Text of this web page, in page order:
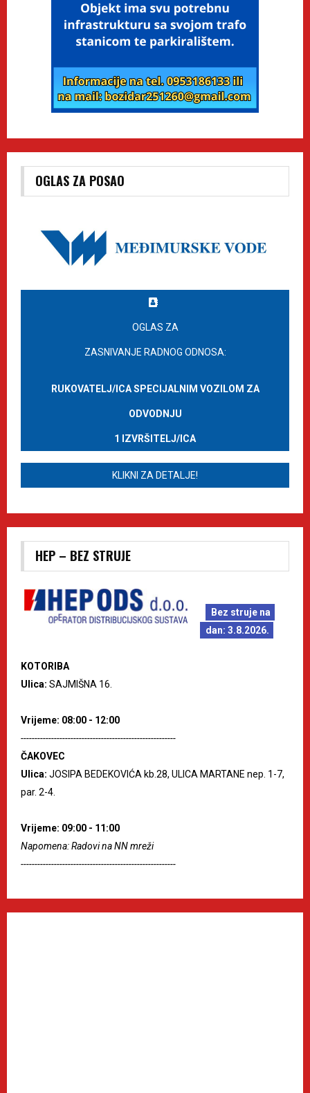
OGLAS ZA POSAO
OGLAS ZA
ZASNIVANJE RADNOG ODNOSA:
RUKOVATELJ/ICA SPECIJALNIM VOZILOM ZA
ODVODNJU
1 IZVRŠITELJ/ICA
KLIKNI ZA DETALJE!
HEP – BEZ STRUJE
Bez struje na
dan: 3.8.2026.
KOTORIBA
Ulica: SAJMIŠNA 16.
Vrijeme: 08:00 - 12:00
--------------------------------------------------------
ČAKOVEC
Ulica: JOSIPA BEDEKOVIĆA kb.28, ULICA MARTANE nep. 1-7,
par. 2-4.
Vrijeme: 09:00 - 11:00
Napomena: Radovi na NN mreži
--------------------------------------------------------